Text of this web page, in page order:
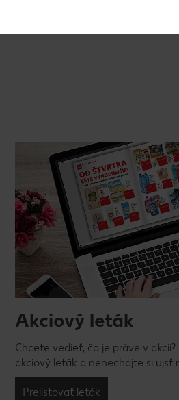
semienka, posypeme
Akciový leták
Chcete vedieť, čo je práve v
akciový leták a nenechajte si ujsť
Prelistovať leták